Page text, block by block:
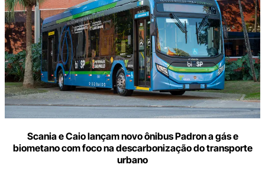
Scania e Caio lançam novo ônibus Padron a gás e
biometano com foco na descarbonização do transporte
urbano